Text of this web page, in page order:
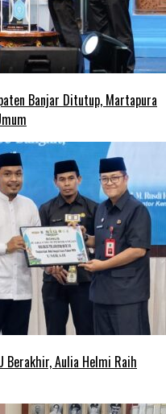
Banjar Ditutup, Martapura
Berakhir, Aulia Helmi Raih